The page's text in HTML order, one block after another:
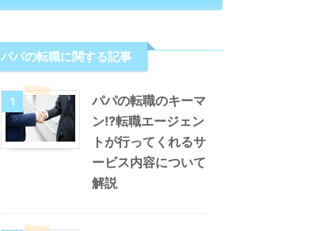
パパの転職に関する記事
1
パパの転職のキーマ
ン!?転職エージェン
トが行ってくれるサ
ービス内容について
解説